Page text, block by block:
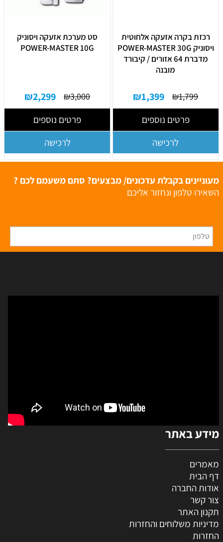
רכזת בקרה אזעקה אלחוטית
ויסוניק POWER-MASTER 30G
מדברת 64 אזורים / קיבורד
מובנה
₪1,799
₪1,399
פרטים נוספים
לרכישה
סט מערכת אזעקה ויסוניק
POWER-MASTER 10G
₪3,000
₪2,299
פרטים נוספים
לרכישה
מעוניינים בקבלת עדכונים/ מבצעים? סתם משעמם לכם ?
השאירו טלפון ונחזור אליכם
מידע באתר
מאמרים
דף הבית
אודות החברה
צור קשר
תקנון האתר
מדיניות משלוחים והחזרות
החזרות